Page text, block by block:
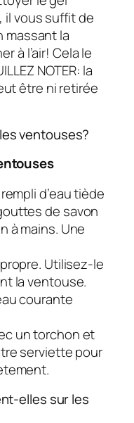
il vous suffit de
massant la
à l’air! Cela le
NOTER: la
être ni retirée
ventouses?
d’eau tiède
de savon
à mains. Une
Utilisez-le
la ventouse.
courante
un torchon et
serviette pour
elles sur les